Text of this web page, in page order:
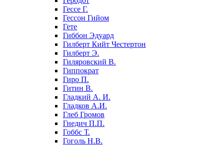
Гессе Г.
Гессон Гийом
Гете
Гиббон Эдуард
Гилберт Кийт Честертон
Гилберт Э.
Гиляровский В.
Гиппократ
Гиро П.
Гитин В.
Гладкий А. И.
Гладков А.И.
Глеб Громов
Гнедич П.П.
Гоббс Т.
Гоголь Н.В.